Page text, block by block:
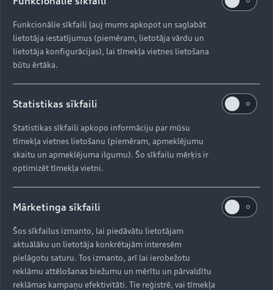
Funkcionālie sīkfaili ļauj mums apkopot un saglabāt
lietotāja iestatījumus (piemēram, lietotāja vārdu un
lietotāja konfigurācijas), lai tīmekļa vietnes lietošana
būtu ērtāka.
Statistikas sīkfaili
Statistikas sīkfaili apkopo informāciju par mūsu
tīmekļa vietnes lietošanu (piemēram, apmeklējumu
skaitu un apmeklējuma ilgumu). Šo sīkfailu mērķis ir
optimizēt tīmekļa vietni.
Mārketinga sīkfaili
Šos sīkfailus izmanto, lai piedāvātu lietotājam
aktuālāku un lietotāja konkrētajām interesēm
pielāgotu saturu. Tos izmanto, arī lai ierobežotu
reklāmu attēlošanas biežumu un mērītu un pārvaldītu
reklāmas kampaņu efektivitāti. Tie reģistrē, vai tīmekļa